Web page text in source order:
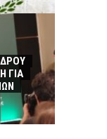
ΓΙΑ